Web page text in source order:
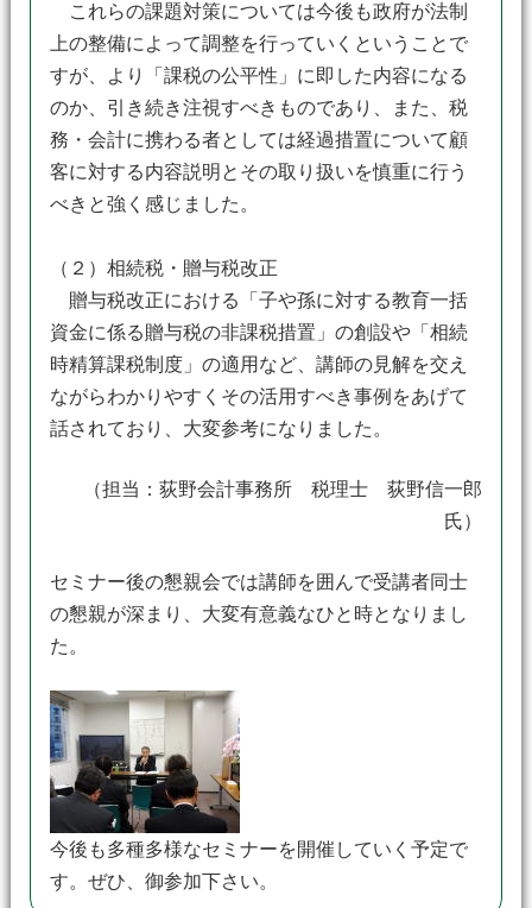
これらの課題対策については今後も政府が法制
上の整備によって調整を行っていくということで
すが、より「課税の公平性」に即した内容になる
のか、引き続き注視すべきものであり、また、税
務・会計に携わる者としては経過措置について顧
客に対する内容説明とその取り扱いを慎重に行う
べきと強く感じました。
（２）相続税・贈与税改正
贈与税改正における「子や孫に対する教育一括
資金に係る贈与税の非課税措置」の創設や「相続
時精算課税制度」の適用など、講師の見解を交え
ながらわかりやすくその活用すべき事例をあげて
話されており、大変参考になりました。
（担当：荻野会計事務所 税理士 荻野信一郎
氏）
セミナー後の懇親会では講師を囲んで受講者同士
の懇親が深まり、大変有意義なひと時となりまし
た。
今後も多種多様なセミナーを開催していく予定で
す。ぜひ、御参加下さい。